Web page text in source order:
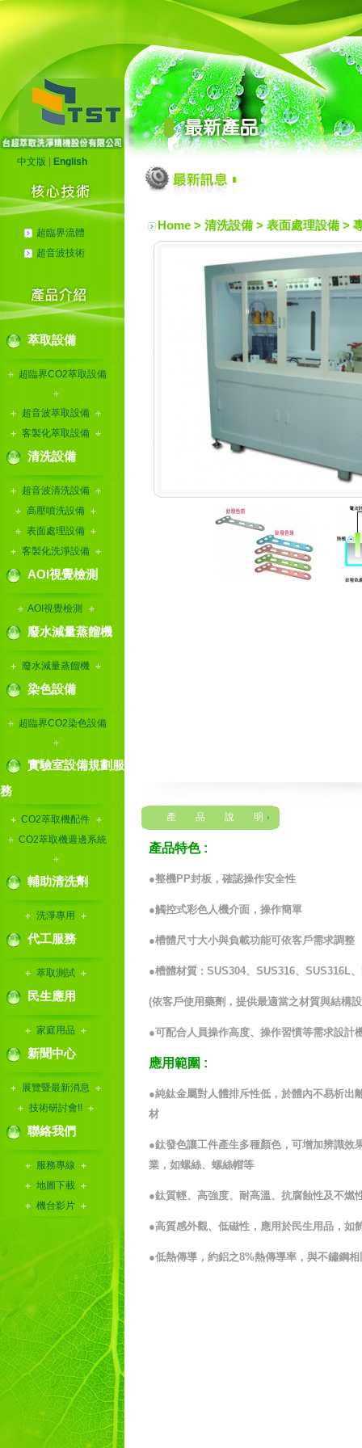
中文版 English
超臨界流體
超音波技術
萃取設備
超臨界CO2萃取設備
超音波萃取設備
客製化萃取設備
清洗設備
超音波清洗設備
高壓噴洗設備
表面處理設備
客製化洗淨設備
AOI視覺檢測
AOI視覺檢測
廢水減量蒸餾機
廢水減量蒸餾機
染色設備
超臨界CO2染色設備
實驗室設備規劃服
務
CO2萃取機配件
CO2萃取機週邊系統
輔助清洗劑
洗淨專用
代工服務
萃取測試
民生應用
家庭用品
新聞中心
展覽暨最新消息
技術研討會!!
聯絡我們
服務專線
地圖下載
機台影片
Home > 清洗設備 > 表面處理設備>
產 品 說 明
產品特色:
●整機PP封板，確認操作安全性
●觸控式彩色人機介面，操作簡單
●槽體尺寸大小與負載功能可依客戶需求調整
●槽體材質 : SUS304、 SUS316、 SUS316L、
(依客戶使用藥劑，提供最適當之材質與結構
●可配合人員操作高度、操作習慣等需求設計
應用範圍 :
●純鈦金屬對人體排斥性低，於體內不易析出
材
●鈦發色讓工件產生多種顏色，可增加辨識效
業，如螺絲、螺絲帽等
●鈦質輕、高強度、耐高溫、抗腐蝕性及不燃
●高質感外觀、低磁性，應用於民生用品，如
●低熱傳導，約鋁之8%熱傳導率，與不鏽鋼